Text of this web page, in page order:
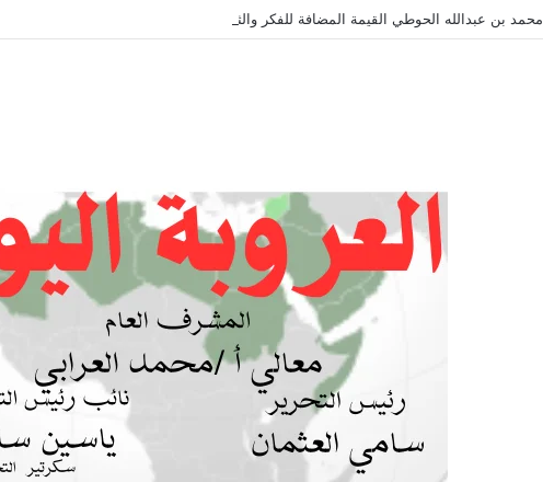
محمد بن عبدالله الحوطي القيمة المضافة للفكر والثقافة والتاريخ !